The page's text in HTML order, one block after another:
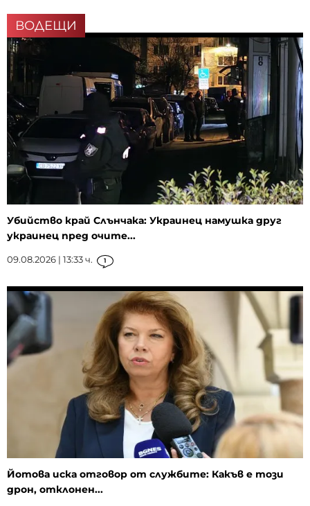
ВОДЕЩИ
Убийство край Слънчака: Украинец намушка друг
украинец пред очите...
09.08.2026 | 13:33 ч. 1
Йотова иска отговор от службите: Какъв е този
дрон, отклонен...